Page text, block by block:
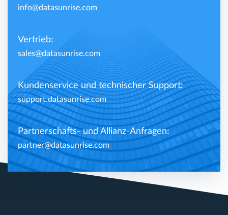
info@datasunrise.com
Vertrieb:
sales@datasunrise.com
Kundenservice und technischer Support:
support.datasunrise.com
Partnerschafts- und Allianz-Anfragen:
partner@datasunrise.com